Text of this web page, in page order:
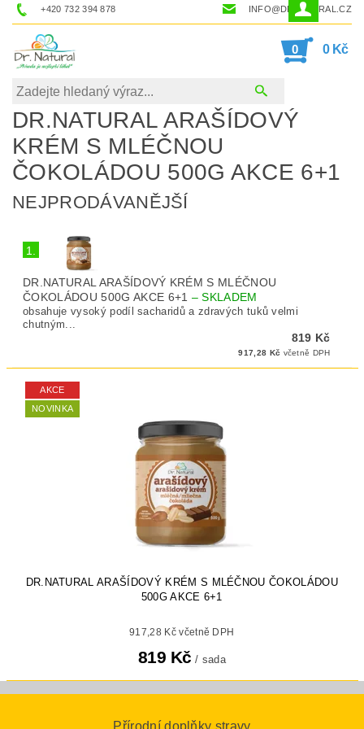
+420 732 394 878 INFO@DRNATURAL.CZ
0 0 Kč
DR.NATURAL ARAŠÍDOVÝ
KRÉM S MLÉČNOU
ČOKOLÁDOU 500G AKCE 6+1
NEJPRODÁVANĚJŠÍ
1.
DR.NATURAL ARAŠÍDOVÝ KRÉM S MLÉČNOU
ČOKOLÁDOU 500G AKCE 6+1 –SKLADEM
obsahuje vysoký podíl sacharidů a zdravých tuků velmi
chutným...
819 Kč
917,28 Kč včetně DPH
AKCE
NOVINKA
DR.NATURAL ARAŠÍDOVÝ KRÉM S MLÉČNOU ČOKOLÁDOU
500G AKCE 6+1
917,28 Kč včetně DPH
819 Kč / sada
Přírodní doplňky stravy